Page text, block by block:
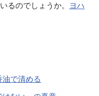
るのでしょうか。
ヨハ
で清める